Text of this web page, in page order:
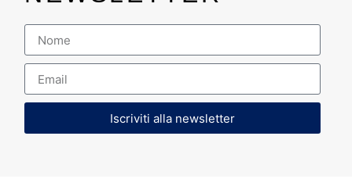
Iscriviti alla newsletter